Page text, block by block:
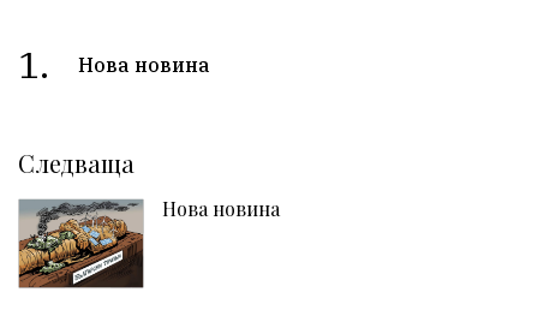
1. Нова новина
Следваща
Нова новина